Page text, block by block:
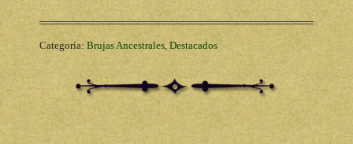
Categoría: Brujas Ancestrales, Destacados